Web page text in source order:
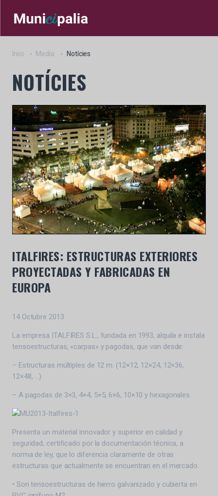
Inici Media Notícies
NOTÍCIES
ITALFIRES: ESTRUCTURAS EXTERIORES
PROYECTADAS Y FABRICADAS EN
EUROPA
14 Octubre 2013
La empresa ITALFIRES S.L., fundada en 1993, alquila e instala
tensoestructuras, «carpas» y pagodas, que van desde:
– Estructuras múltiples de 12 m. (12×12, 12×24, 12×36,
12×48, …)
– A pagodas de 3×3, 4×4, 5×5, 6×6, 10×10 y hexagonales.
Presenta un material innovador y superior en calidad y
seguridad, certificado por la documentación técnica, a
norma de ley, que lo diferencia claramente de otras
estructuras que actualmente se encuentran en el mercado.
• Son tensoestructuras de hierro galvanizado y cubierta en